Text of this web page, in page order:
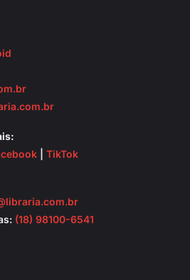
TikTok
(18) 98100-6541